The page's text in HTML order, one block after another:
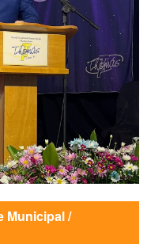
Municipal /